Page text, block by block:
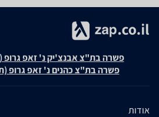
פשרה בת"צ אבנצ'יק נ' זאפ גרופ (ת"צ
פשרה בת"צ כהנים נ' זאפ גרופ (ת"צ 60371-
אודות